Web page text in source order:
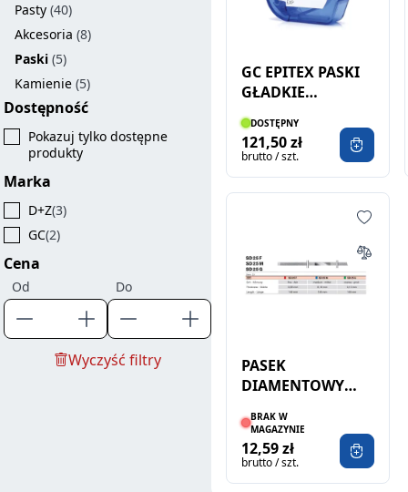
Pasty (40)
Akcesoria (8)
Paski (5)
Kamienie (5)
Dostępność
Pokazuj tylko dostępne
produkty
Marka
D+Z(3)
GC(2)
Cena
Od Do
Wyczyść filtry
GC EPITEX PASKI
GŁADKIE
POLIESTROWE
10M
DOSTĘPNY
121,50 zł
brutto / szt.
PASEK
DIAMENTOWY
BRAK W
MAGAZYNIE
12,59 zł
brutto / szt.